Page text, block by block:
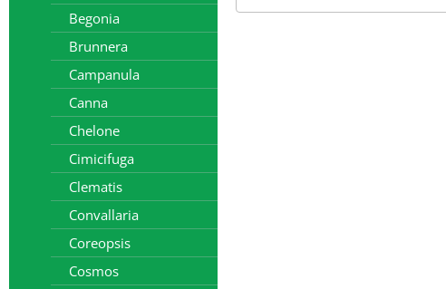
Begonia
Brunnera
Campanula
Canna
Chelone
Cimicifuga
Clematis
Convallaria
Coreopsis
Cosmos